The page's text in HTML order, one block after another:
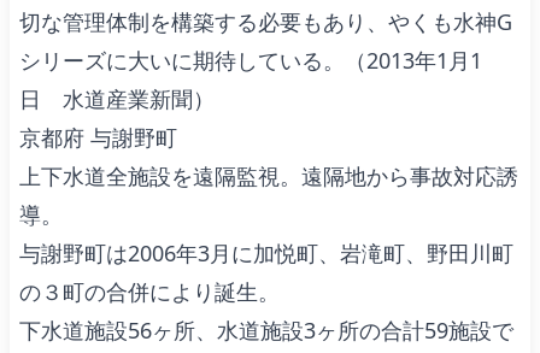
切な管理体制を構築する必要もあり、やくも水神G
シリーズに大いに期待している。（2013年1月1
日 水道産業新聞）
京都府 与謝野町
上下水道全施設を遠隔監視。遠隔地から事故対応誘
導。
与謝野町は2006年3月に加悦町、岩滝町、野田川町
の３町の合併により誕生。
下水道施設56ヶ所、水道施設3ヶ所の合計59施設で